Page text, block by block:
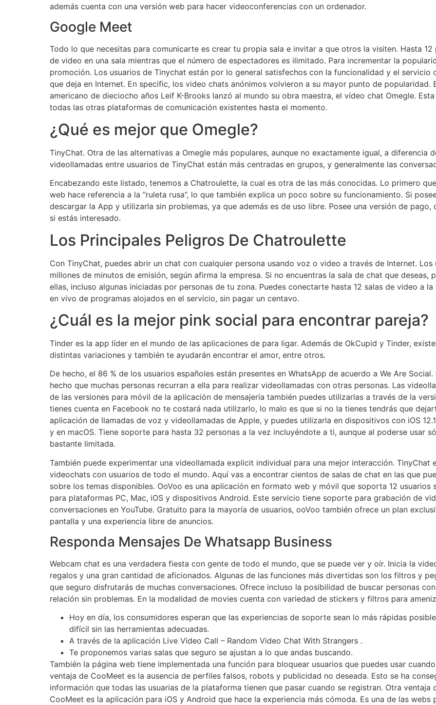
además cuenta con una versión web para hacer videoconferencias con un ordenador.
Google Meet
Todo lo que necesitas para comunicarte es crear tu propia sala e invitar a que otros la visiten. Hasta
de video en una sala mientras que el número de espectadores es ilimitado. Para incrementar la
promoción. Los usuarios de Tinychat están por lo general satisfechos con la funcionalidad y el servicio
que deja en Internet. En specific, los video chats anónimos volvieron a su mayor punto de
americano de dieciocho años Leif K-Brooks lanzó al mundo su obra maestra, el vídeo chat Omegle.
todas las otras plataformas de comunicación existentes hasta el momento.
¿Qué es mejor que Omegle?
TinyChat. Otra de las alternativas a Omegle más populares, aunque no exactamente igual, a diferencia
videollamadas entre usuarios de TinyChat están más centradas en grupos, y generalmente las
Encabezando este listado, tenemos a Chatroulette, la cual es otra de las más conocidas. Lo primero
web hace referencia a la “ruleta rusa”, lo que también explica un poco sobre su funcionamiento. Si
descargar la App y utilizarla sin problemas, ya que además es de uso libre. Posee una versión de
si estás interesado.
Los Principales Peligros De Chatroulette
Con TinyChat, puedes abrir un chat con cualquier persona usando voz o video a través de Internet.
millones de minutos de emisión, según afirma la empresa. Si no encuentras la sala de chat que deseas,
ellas, incluso algunas iniciadas por personas de tu zona. Puedes conectarte hasta 12 salas de video a
en vivo de programas alojados en el servicio, sin pagar un centavo.
¿Cuál es la mejor pink social para encontrar pareja?
Tinder es la app líder en el mundo de las aplicaciones de para ligar. Además de OkCupid y Tinder,
distintas variaciones y también te ayudarán encontrar el amor, entre otros.
De hecho, el 86 % de los usuarios españoles están presentes en WhatsApp de acuerdo a We Are
hecho que muchas personas recurran a ella para realizar videollamadas con otras personas. Las
de las versiones para móvil de la aplicación de mensajería también puedes utilizarlas a través de la
tienes cuenta en Facebook no te costará nada utilizarlo, lo malo es que si no la tienes tendrás que
aplicación de llamadas de voz y videollamadas de Apple, y puedes utilizarla en dispositivos con iOS
y en macOS. Tiene soporte para hasta 32 personas a la vez incluyéndote a ti, aunque al poderse usar
bastante limitada.
También puede experimentar una videollamada explicit individual para una mejor interacción.
videochats con usuarios de todo el mundo. Aquí vas a encontrar cientos de salas de chat en las que
sobre los temas disponibles. OoVoo es una aplicación en formato web y móvil que soporta 12 usuarios
para plataformas PC, Mac, iOS y dispositivos Android. Este servicio tiene soporte para grabación de
conversaciones en YouTube. Gratuito para la mayoría de usuarios, ooVoo también ofrece un plan
pantalla y una experiencia libre de anuncios.
Responda Mensajes De Whatsapp Business
Webcam chat es una verdadera fiesta con gente de todo el mundo, que se puede ver y oír. Inicia la
regalos y una gran cantidad de aficionados. Algunas de las funciones más divertidas son los filtros y
que seguro disfrutarás de muchas conversaciones. Ofrece incluso la posibilidad de buscar personas
relación sin problemas. En la modalidad de movies cuenta con variedad de stickers y filtros para
Hoy en día, los consumidores esperan que las experiencias de soporte sean lo más rápidas
difícil sin las herramientas adecuadas.
A través de la aplicación Live Video Call – Random Video Chat With Strangers .
Te proponemos varias salas que seguro se ajustan a lo que andas buscando.
También la página web tiene implementada una función para bloquear usuarios que puedes usar
ventaja de CooMeet es la ausencia de perfiles falsos, robots y publicidad no deseada. Esto se ha
información que todas las usuarias de la plataforma tienen que pasar cuando se registran. Otra ventaja
CooMeet es la aplicación para iOS y Android que hace la experiencia más cómoda. Es una de las